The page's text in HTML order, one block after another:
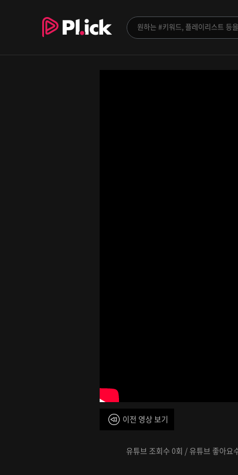
이전 영상 보기
유튜브 조회수 0회 / 유튜브 좋아요